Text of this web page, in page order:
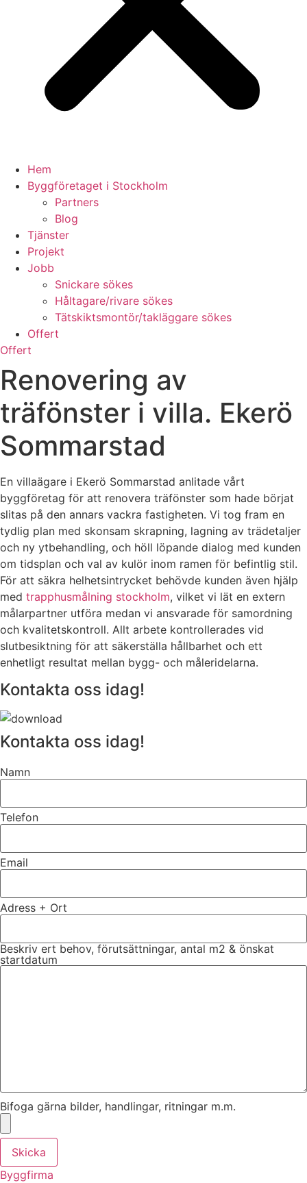
Hem
Byggföretaget i Stockholm
Partners
Blog
Tjänster
Projekt
Jobb
Snickare sökes
Håltagare/rivare sökes
Tätskiktsmontör/takläggare sökes
Offert
Offert
Renovering av
träfönster i villa. Ekerö
Sommarstad
En villaägare i Ekerö Sommarstad anlitade vårt
byggföretag för att renovera träfönster som hade börjat
slitas på den annars vackra fastigheten. Vi tog fram en
tydlig plan med skonsam skrapning, lagning av trädetaljer
och ny ytbehandling, och höll löpande dialog med kunden
om tidsplan och val av kulör inom ramen för befintlig stil.
För att säkra helhetsintrycket behövde kunden även hjälp
med trapphusmålning stockholm, vilket vi lät en extern
målarpartner utföra medan vi ansvarade för samordning
och kvalitetskontroll. Allt arbete kontrollerades vid
slutbesiktning för att säkerställa hållbarhet och ett
enhetligt resultat mellan bygg- och måleridelarna.
Kontakta oss idag!
Kontakta oss idag!
Namn
Telefon
Email
Adress + Ort
Beskriv ert behov, förutsättningar, antal m2 & önskat
startdatum
Bifoga gärna bilder, handlingar, ritningar m.m.
Skicka
Byggfirma